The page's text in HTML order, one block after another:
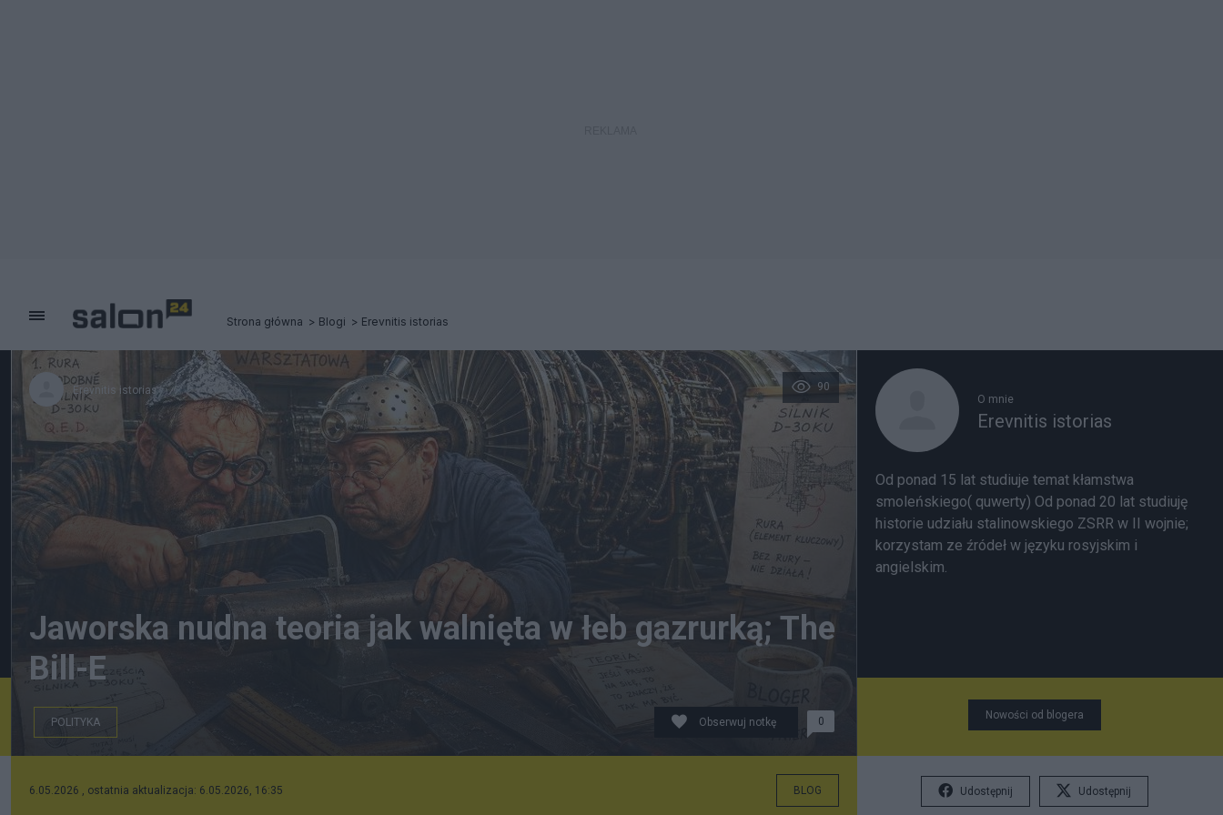
Strona główna Blogi Erevnitis istorias
Erevnitis istorias 90
Jaworska nudna teoria jak walnięta w łeb gazrurką; The
Bill-E
POLITYKA Obserwuj notkę 0
6.05.2026 , ostatnia aktualizacja: 6.05.2026, 16:35 BLOG
O mnie
Erevnitis istorias
Od ponad 15 lat studiuje temat kłamstwa
smoleńskiego( quwerty) Od ponad 20 lat studiuję
historie udziału stalinowskiego ZSRR w II wojnie;
korzystam ze źródeł w języku rosyjskim i
angielskim.
Nowości od blogera
Udostępnij Udostępnij